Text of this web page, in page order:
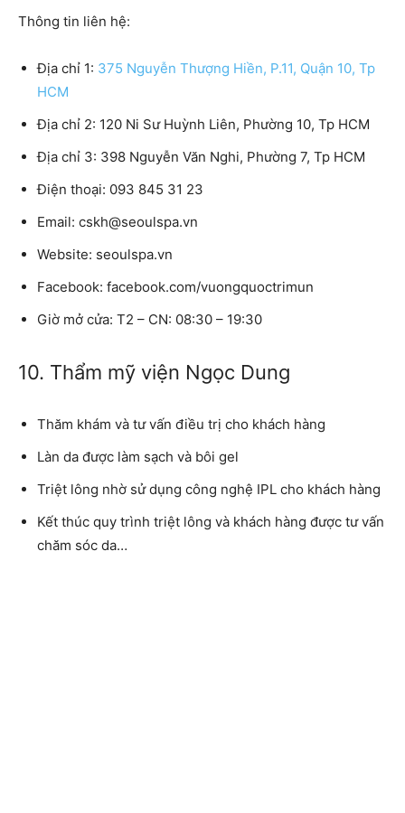
Thông tin liên hệ:
Địa chỉ 1: 375 Nguyễn Thượng Hiền, P.11, Quận 10, Tp
HCM
Địa chỉ 2: 120 Ni Sư Huỳnh Liên, Phường 10, Tp HCM
Địa chỉ 3: 398 Nguyễn Văn Nghi, Phường 7, Tp HCM
Điện thoại: 093 845 31 23
Email: cskh@seoulspa.vn
Website: seoulspa.vn
Facebook: facebook.com/vuongquoctrimun
Giờ mở cửa: T2 – CN: 08:30 – 19:30
10. Thẩm mỹ viện Ngọc Dung
Thăm khám và tư vấn điều trị cho khách hàng
Làn da được làm sạch và bôi gel
Triệt lông nhờ sử dụng công nghệ IPL cho khách hàng
Kết thúc quy trình triệt lông và khách hàng được tư vấn
chăm sóc da…